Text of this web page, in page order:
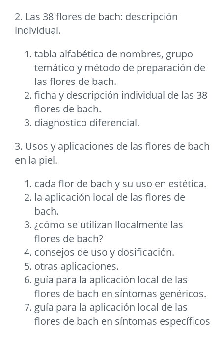
2. Las 38 flores de bach: descripción
individual.
tabla alfabética de nombres, grupo
temático y método de preparación de
las flores de bach.
ficha y descripción individual de las 38
flores de bach.
diagnostico diferencial.
3. Usos y aplicaciones de las flores de bach
en la piel.
cada flor de bach y su uso en estética.
la aplicación local de las flores de
bach.
¿cómo se utilizan llocalmente las
flores de bach?
consejos de uso y dosificación.
otras aplicaciones.
guía para la aplicación local de las
flores de bach en síntomas genéricos.
guía para la aplicación local de las
flores de bach en síntomas específicos